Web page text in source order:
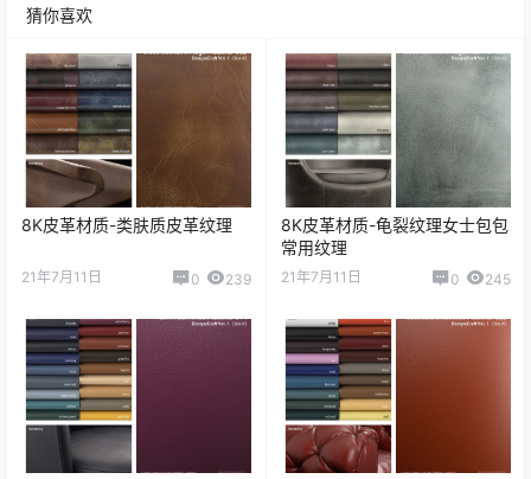
猜你喜欢
8K皮革材质-类肤质皮革纹理
21年7月11日 0 239
8K皮革材质-龟裂纹理女士包包
常用纹理
21年7月11日 0 245